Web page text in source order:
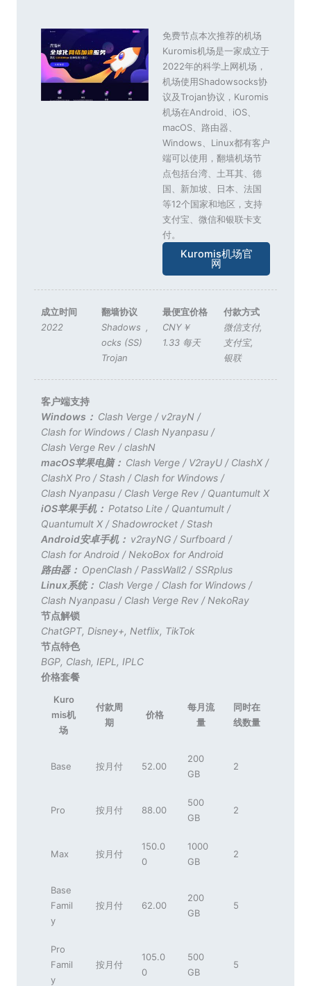
免费节点本次推荐的机场
Kuromis机场是一家成立于
2022年的科学上网机场，
机场使用Shadowsocks协
议及Trojan协议，Kuromis
机场在Android、iOS、
macOS、路由器、
Windows、Linux都有客户
端可以使用，翻墙机场节
点包括台湾、土耳其、德
国、新加坡、日本、法国
等12个国家和地区，支持
支付宝、微信和银联卡支
付。
Kuromis机场官
网
成立时间
2022
翻墙协议
Shadows
ocks (SS)
,
Trojan
最便宜价格
CNY￥
1.33 每天
付款方式
微信支付,
支付宝,
银联
客户端支持
Windows： Clash Verge/ v2rayN/
Clash for Windows/ Clash Nyanpasu/
Clash Verge Rev/clashN
macOS苹果电脑： Clash Verge/ V2rayU/ ClashX/
ClashX Pro/Stash/ Clash for Windows/
Clash Nyanpasu/ Clash Verge Rev/ Quantumult X
iOS苹果手机： Potatso Lite/ Quantumult/
Quantumult X/Shadowrocket/Stash
Android安卓手机： v2rayNG/Surfboard/
Clash for Android/ NekoBox for Android
路由器： OpenClash/ PassWall2/SSRplus
Linux系统： Clash Verge/ Clash for Windows/
Clash Nyanpasu/ Clash Verge Rev/ NekoRay
节点解锁
ChatGPT, Disney+, Netflix, TikTok
节点特色
BGP, Clash, IEPL , IPLC
价格套餐
Kuro
mis机
场
付款周
期
价格
每月流
量
同时在
线数量
Base 按月付 52.00
200
GB
2
Pro 按月付 88.00
500
GB
2
Max 按月付
150.0
0
1000
GB
2
Base
Famil
y
按月付 62.00
200
GB
5
Pro
Famil
y
按月付
105.0
0
500
GB
5